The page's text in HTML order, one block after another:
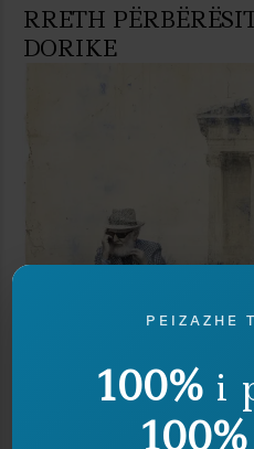
RRETH
DORIKE
Agron Alibali January 2025
SHTETI SHQIPTAR
PEIZAZHE
100% i
100%